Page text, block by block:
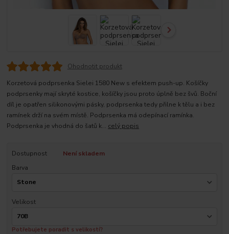
Ohodnotit produkt
Korzetová podprsenka Sielei 1580 New s efektem push-up. Košíčky
podprsenky mají skryté kostice, košíčky jsou proto úplně bez švů. Boční
díl je opatřen silikonovými pásky, podprsenka tedy přilne k tělu a i bez
ramínek drží na svém místě. Podprsenka má odepínací ramínka.
Podprsenka je vhodná do šatů k... celý popis
Dostupnost
Není skladem
Barva
Velikost
Potřebujete poradit s velikostí?